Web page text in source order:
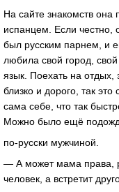
На сайте знакомств
испанцем. Если
был русским парнем, и
любила свой город,
язык. Поехать на отдых,
близко и дорого, так
сама себе, что так
Можно было ещё
по-русски мужчиной.
— А может мама права,
человек, а встретит